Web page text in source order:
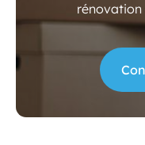
rénovation